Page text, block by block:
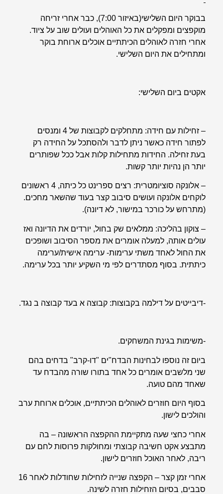
בבוקר היום השלישי(באיזור 7:00), כבר אחרי זריחה
מוקפצים ומפקלים את כל האוהלים ועולים שוב על ציוד.
אחרי חזרה לאוהלים הכיתתיים אוכלים ארוחת בוקר
ומתחילים את היום השלישי.
אקטים ביום השלישי:
– זחילות עם חידה: מתחלקים לקבוצות של 4 ומנסים
לפתור חידה כאשר ניתן לדבר ולהסתכל על החידה רק
בעת זחילה. החידות מתחילות קלות אבל ככל שפותרים
יותר הן נהיות יותר קשות.
– אלונקה סוציומטרית: רצים ספרינט כל כיתה, 4 ראשונים
לוקחים אלונקה ועושים סיבוב קצר בעוד שהשאר מחכים.
(מתרחש על כורכר במישור, לא דיונה).
– צוקון בהליכה: ממלאים שק בחול, יורדים את הדיונה ואז
עולים אותה, למעלה אומרים את מספר הסיבוב ושופכים
את החול לאחד משתי ערימות- ערימה אישית/ערימה
כיתתית. בסוף מסתדרים לפי מי השקיע יותר בכל ערימה.
-דיבייטים על דילמה בקבוצות: קבוצה א בעד קבוצה ב נגד.
-משימות בגינת המשחקים.
ביום זה נוספו לבחינות הבדח"ים "דו-קרב" בדחים בהם
שני מלשבים אומרים כל אחד בתורו שורה מהבדח עד
שאחד מהם טועה.
בסוף היום חוזרים לאוהלים הכיתתיים, אוכלים ארוחת ערב
והולכים לישון.
אחרי כחצי שעה מתקיימת ההקפצה הראשונה – בה
מתבצע אקט חשיבה קבוצתי ומחולקות פרוסות לחם עם
ריבה, לאחר האוכל חוזרים לישון.
אחרי זמן קצר – הקפצה שנייה לזחילות שחודלות לאחר 16
סבבים, בסיום הזחילות חזרה לשינה.